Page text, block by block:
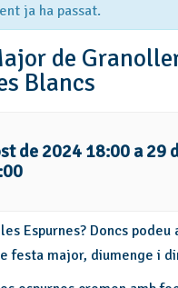
ja ha passat.
de
Blancs
de 2024 18:00 a29
Espurnes? Doncs podeu
festa major, diumenge i